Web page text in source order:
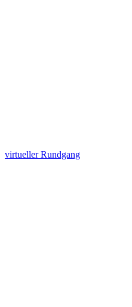
virtueller Rundgang